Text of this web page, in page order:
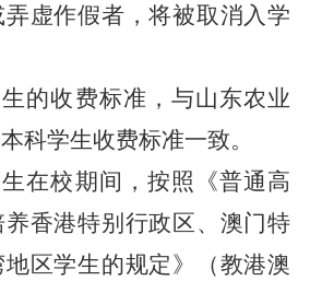
虚作假者，将被取消入学
的收费标准，与山东农业
科学生收费标准一致。
在校期间，按照《普通高
香港特别行政区、澳门特
区学生的规定》
（教港澳